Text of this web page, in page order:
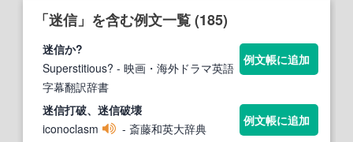
「迷信」を含む例文一覧 (185)
迷信か?
Superstitious? - 映画・海外ドラマ英語
字幕翻訳辞書
例文帳に追加
迷信打破、 迷信破壊
iconoclasm
- 斎藤和英大辞典
例文帳に追加